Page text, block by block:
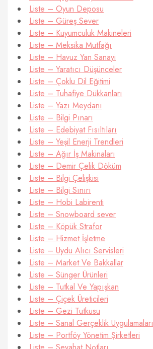
Liste – Oyun Deposu
Liste – Güreş Sever
Liste – Kuyumculuk Makineleri
Liste – Meksika Mutfağı
Liste – Havuz Yan Sanayi
Liste – Yaratıcı Düşünceler
Liste – Çoklu Dil Eğitimi
Liste – Tuhafiye Dükkanları
Liste – Yazı Meydanı
Liste – Bilgi Pınarı
Liste – Edebiyat Fısıltıları
Liste – Yeşil Enerji Trendleri
Liste – Ağır İş Makinaları
Liste – Demir Çelik Döküm
Liste – Bilgi Çelişkisi
Liste – Bilgi Sınırı
Liste – Hobi Labirenti
Liste – Snowboard sever
Liste – Köpük Strafor
Liste – Hizmet İşletme
Liste – Uydu Alıcı Servisleri
Liste – Market Ve Bakkallar
Liste – Sünger Ürünleri
Liste – Tutkal Ve Yapışkan
Liste – Çiçek Üreticileri
Liste – Gezi Tutkusu
Liste – Sanal Gerçeklik Uygulamaları
Liste – Portföy Yönetim Şirketleri